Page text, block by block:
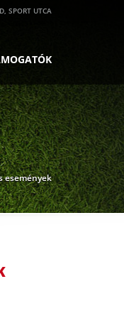
SPORT UTCA
események